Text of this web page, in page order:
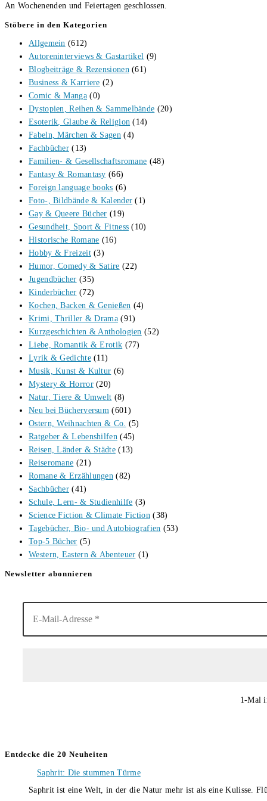
An Wochenenden und Feiertagen geschlossen.
Stöbere in den Kategorien
Allgemein (612)
Autoreninterviews & Gastartikel (9)
Blogbeiträge & Rezensionen (61)
Business & Karriere (2)
Comic & Manga (0)
Dystopien, Reihen & Sammelbände (20)
Esoterik, Glaube & Religion (14)
Fabeln, Märchen & Sagen (4)
Fachbücher (13)
Familien- & Gesellschaftsromane (48)
Fantasy & Romantasy (66)
Foreign language books (6)
Foto-, Bildbände & Kalender (1)
Gay & Queere Bücher (19)
Gesundheit, Sport & Fitness (10)
Historische Romane (16)
Hobby & Freizeit (3)
Humor, Comedy & Satire (22)
Jugendbücher (35)
Kinderbücher (72)
Kochen, Backen & Genießen (4)
Krimi, Thriller & Drama (91)
Kurzgeschichten & Anthologien (52)
Liebe, Romantik & Erotik (77)
Lyrik & Gedichte (11)
Musik, Kunst & Kultur (6)
Mystery & Horror (20)
Natur, Tiere & Umwelt (8)
Neu bei Bücherversum (601)
Ostern, Weihnachten & Co. (5)
Ratgeber & Lebenshilfen (45)
Reisen, Länder & Städte (13)
Reiseromane (21)
Romane & Erzählungen (82)
Sachbücher (41)
Schule, Lern- & Studienhilfe (3)
Science Fiction & Climate Fiction (38)
Tagebücher, Bio- und Autobiografien (53)
Top-5 Bücher (5)
Western, Eastern & Abenteuer (1)
Newsletter abonnieren
1-Mal
Entdecke die 20 Neuheiten
Saphrit: Die stummen Türme
Saphrit ist eine Welt, in der die Natur mehr ist als eine Kulisse.